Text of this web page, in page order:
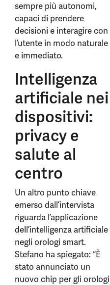
sempre più autonomi,
capaci di prendere
decisioni e interagire con
l’utente in modo naturale
e immediato.
Intelligenza
artificiale nei
dispositivi:
privacy e
salute al
centro
Un altro punto chiave
emerso dall’intervista
riguarda l’applicazione
dell’intelligenza artificiale
negli orologi smart.
Stefano ha spiegato: “È
stato annunciato un
nuovo chip per gli orologi